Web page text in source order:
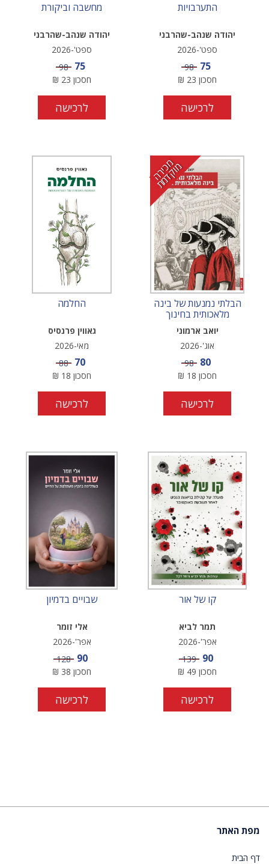
התערבויות
יהודה שנהב-שהרבני
ספט'-2026
מחיר מבצע
75 מחיר
98
חסכון 23
₪
לרכישה
מחשבה וביקורת
יהודה שנהב-שהרבני
ספט'-2026
מחיר מבצע
75 מחיר
98
חסכון 23
₪
לרכישה
מ
כ
י
ר
ה
מ
ו
ק
ד
מ
ת
הבלתי נמנעות של בינה
מלאכותית בחינוך
יואב ארמוני
אוג'-2026
מחיר מבצע
80 מחיר
98
חסכון 18
₪
לרכישה
החלמה
גאווין פרנסיס
מאי-2026
מחיר מבצע
70 מחיר
88
חסכון 18
₪
לרכישה
קו של אור
תמר לביא
אפר'-2026
מחיר מבצע
90 מחיר
139
חסכון 49
₪
לרכישה
שבויים בדמיון
אלי זומר
אפר'-2026
מחיר מבצע
90 מחיר
128
חסכון 38
₪
לרכישה
מפת האתר
דף הבית